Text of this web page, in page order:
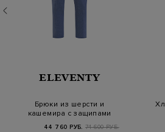
ELEVENTY
Брюки из шерсти и
кашемира с защипами
и поясом на кули…
44 760 РУБ. 74 600 РУБ.